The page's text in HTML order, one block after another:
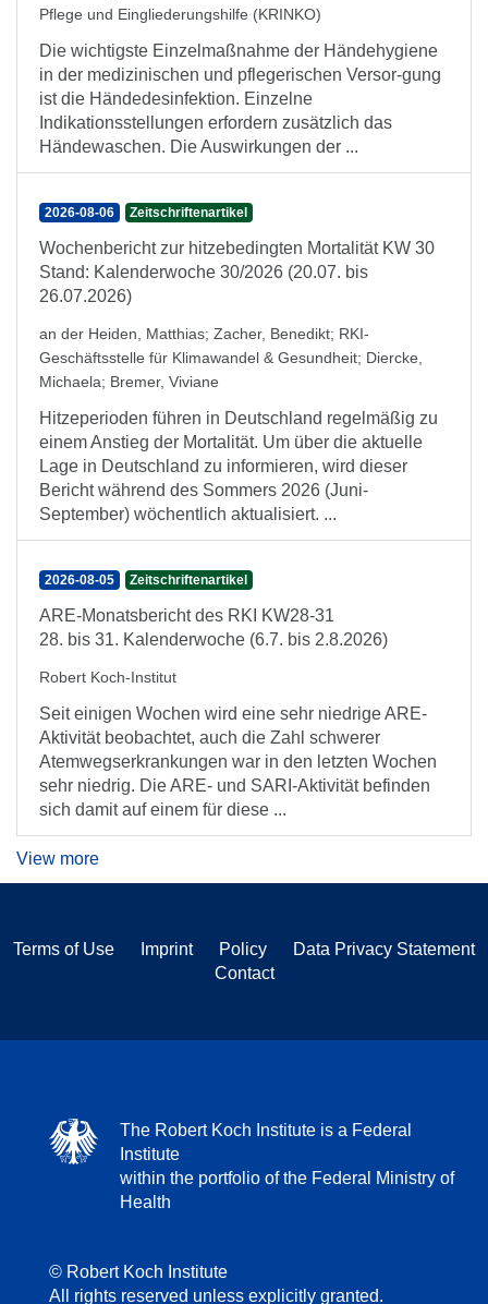
Pflege und Eingliederungshilfe (KRINKO)
Die wichtigste Einzelmaßnahme der Händehygiene
in der medizinischen und pflegerischen Versor-gung
ist die Händedesinfektion. Einzelne
Indikationsstellungen erfordern zusätzlich das
Händewaschen. Die Auswirkungen der ...
2026-08-06 Zeitschriftenartikel
Wochenbericht zur hitzebedingten Mortalität KW 30
Stand: Kalenderwoche 30/2026 (20.07. bis
26.07.2026)
an der Heiden, Matthias; Zacher, Benedikt; RKI-
Geschäftsstelle für Klimawandel & Gesundheit; Diercke,
Michaela; Bremer, Viviane
Hitzeperioden führen in Deutschland regelmäßig zu
einem Anstieg der Mortalität. Um über die aktuelle
Lage in Deutschland zu informieren, wird dieser
Bericht während des Sommers 2026 (Juni-
September) wöchentlich aktualisiert. ...
2026-08-05 Zeitschriftenartikel
ARE-Monatsbericht des RKI KW28-31
28. bis 31. Kalenderwoche (6.7. bis 2.8.2026)
Robert Koch-Institut
Seit einigen Wochen wird eine sehr niedrige ARE-
Aktivität beobachtet, auch die Zahl schwerer
Atemwegserkrankungen war in den letzten Wochen
sehr niedrig. Die ARE- und SARI-Aktivität befinden
sich damit auf einem für diese ...
View more
Terms of Use Imprint Policy
Data Privacy Statement
Contact
The Robert Koch Institute is a Federal
Institute
within the portfolio of the Federal Ministry of
Health
© Robert Koch Institute
All rights reserved unless explicitly granted.